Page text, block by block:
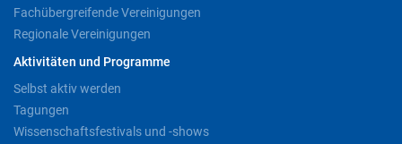
Fachübergreifende Vereinigungen
Regionale Vereinigungen
Aktivitäten und Programme
Selbst aktiv werden
Tagungen
Wissenschaftsfestivals und -shows